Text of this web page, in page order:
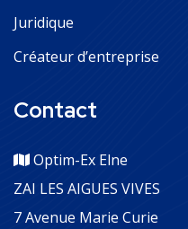
Juridique
Créateur d’entreprise
Contact
Optim-Ex Elne
ZAI LES AIGUES VIVES
7 Avenue Marie Curie